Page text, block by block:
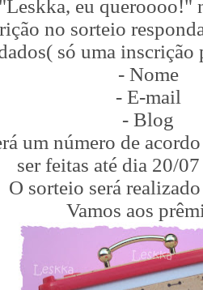
"Leskka, eu queroooo!"
no sorteio
só uma inscrição
- Nome
- E-mail
- Blog
um número de
ser feitas até dia 20/
O sorteio será
Vamos aos